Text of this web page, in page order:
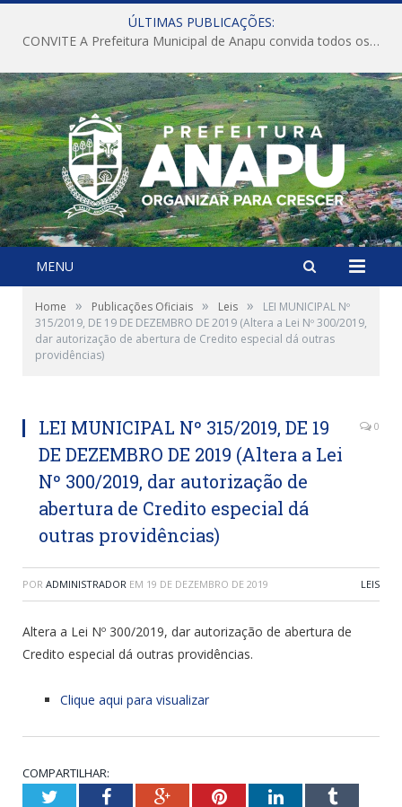
ÚLTIMAS PUBLICAÇÕES:
CONVITE A Prefeitura Municipal de Anapu convida todos os servidores públicos municipais para participarem da Audiência Pública de discussão da Lei de Diretrizes Orçamentárias (LDO), importante instrumento de planejamento das ações e investimentos da Administração Pública para o próximo exercício financeiro.
MENU
Home » Publicações Oficiais » Leis »
LEI MUNICIPAL Nº
315/2019, DE 19 DE DEZEMBRO DE 2019 (Altera a Lei Nº 300/2019,
dar autorização de abertura de Credito especial dá outras
providências)
LEI MUNICIPAL Nº 315/2019, DE 19
DE DEZEMBRO DE 2019 (Altera a Lei
Nº 300/2019, dar autorização de
abertura de Credito especial dá
outras providências)
0
POR ADMINISTRADOR EM 19 DE DEZEMBRO DE 2019 LEIS
Altera a Lei Nº 300/2019, dar autorização de abertura de
Credito especial dá outras providências.
Clique aqui para visualizar
COMPARTILHAR:
TwitterFacebookGoogle+PinterestLinkedInTumblr